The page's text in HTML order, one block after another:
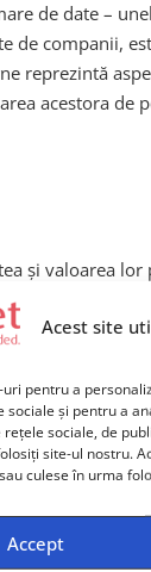
Acest site
uri pentru a
sociale și pentru a
sociale, de
site-ul nostru.
culese în urma
Accept
de date –
companii,
reprezintă
acestora de
și valoarea
pe care le
–